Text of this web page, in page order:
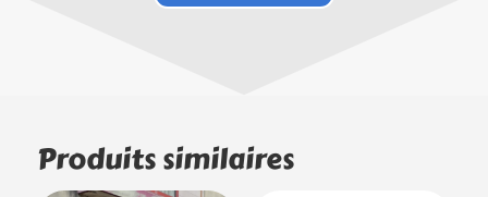
Produits similaires